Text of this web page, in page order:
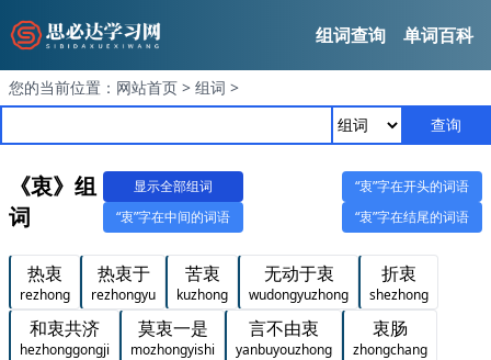
组词查询 单词百科
您的当前位置： 网站首页 > 组词 >
查询
《衷》组
词
显示全部组词
“衷”字在开头的词语
“衷”字在中间的词语
“衷”字在结尾的词语
热衷
rezhong
热衷于
rezhongyu
苦衷
kuzhong
无动于衷
wudongyuzhong
折衷
shezhong
和衷共济
hezhonggongji
莫衷一是
mozhongyishi
言不由衷
yanbuyouzhong
衷肠
zhongchang